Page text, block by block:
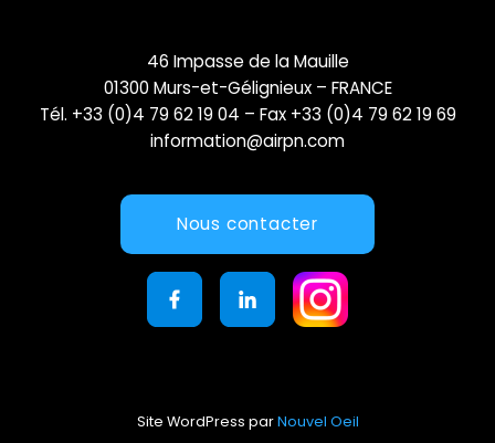
46 Impasse de la Mauille
01300 Murs-et-Gélignieux – FRANCE
Tél. +33 (0)4 79 62 19 04 – Fax +33 (0)4 79 62 19 69
information@airpn.com
Nous contacter
Site WordPress parNouvel Oeil